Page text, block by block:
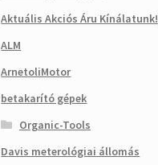
Aktuális Akciós Áru Kínálatunk!
ALM
ArnetoliMotor
betakarító gépek
Organic-Tools
Davis meterológiai állomás